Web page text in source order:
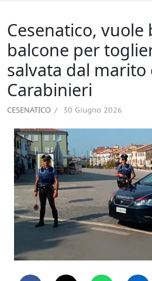
Cesenatico,
balcone per
salvata dal marito
Carabinieri
CESENATICO 30 Giugno 2026